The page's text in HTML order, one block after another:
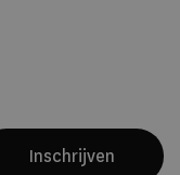
Inschrijven